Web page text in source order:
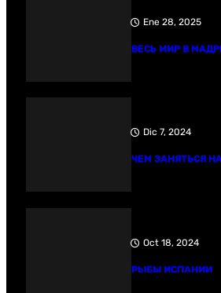
Ene 28, 2025
ВЕСЬ МИР В
Dic 7, 2024
ЧЕМ ЗАНЯТЬСЯ
Oct 18, 2024
РЫБЫ ИСПАНИИ